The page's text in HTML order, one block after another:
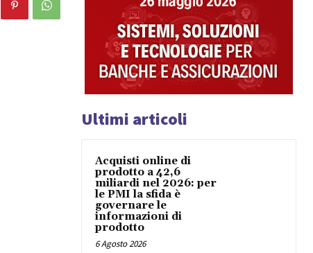
Ultimi articoli
Acquisti online di
prodotto a 42,6
miliardi nel 2026: per
le PMI la sfida è
governare le
informazioni di
prodotto
6 Agosto 2026